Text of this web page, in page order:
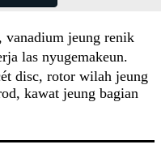
vanadium jeung renik
las nyugemakeun.
disc, rotor wilah jeung
kawat jeung bagian